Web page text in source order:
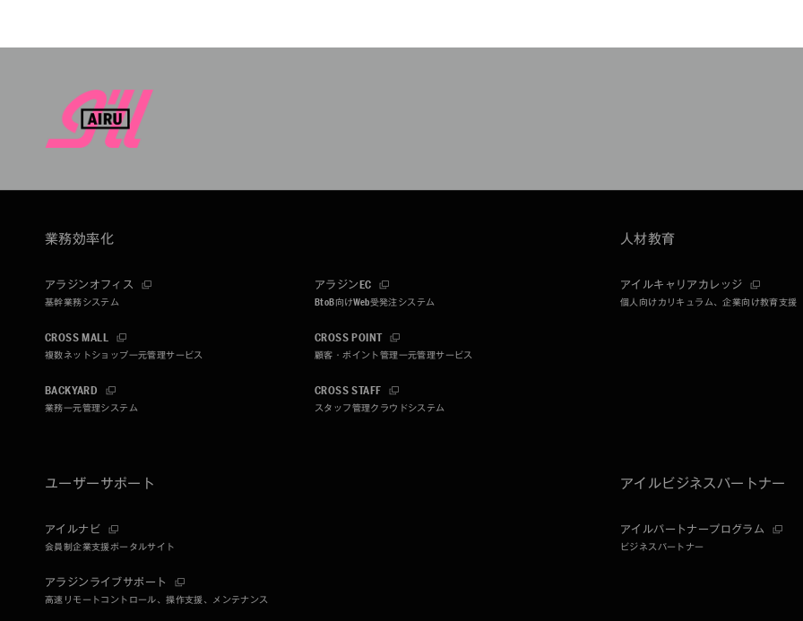
業務効率化
アラジンオフィス
基幹業務システム
アラジンEC
BtoB向けWeb受発注システム
CROSS MALL
複数ネットショップ一元管理サービス
CROSS POINT
顧客・ポイント管理一元管理サービス
BACKYARD
業務一元管理システム
CROSS STAFF
スタッフ管理クラウドシステム
人材教育
アイルキャリアカレッジ
個人向けカリキュラム、企業向け教育支援
ユーザーサポート
アイルナビ
会員制企業支援ポータルサイト
アラジンライブサポート
高速リモートコントロール、操作支援、メンテナンス
アイルビジネスパートナー
アイルパートナープログラム
ビジネスパートナー